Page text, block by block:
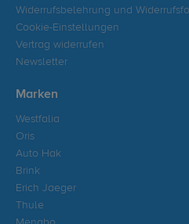
Widerrufsbelehrung und
Cookie-Einstellungen
Vertrag widerrufen
Newsletter
Marken
Westfalia
Oris
Auto Hak
Brink
Erich Jaeger
Thule